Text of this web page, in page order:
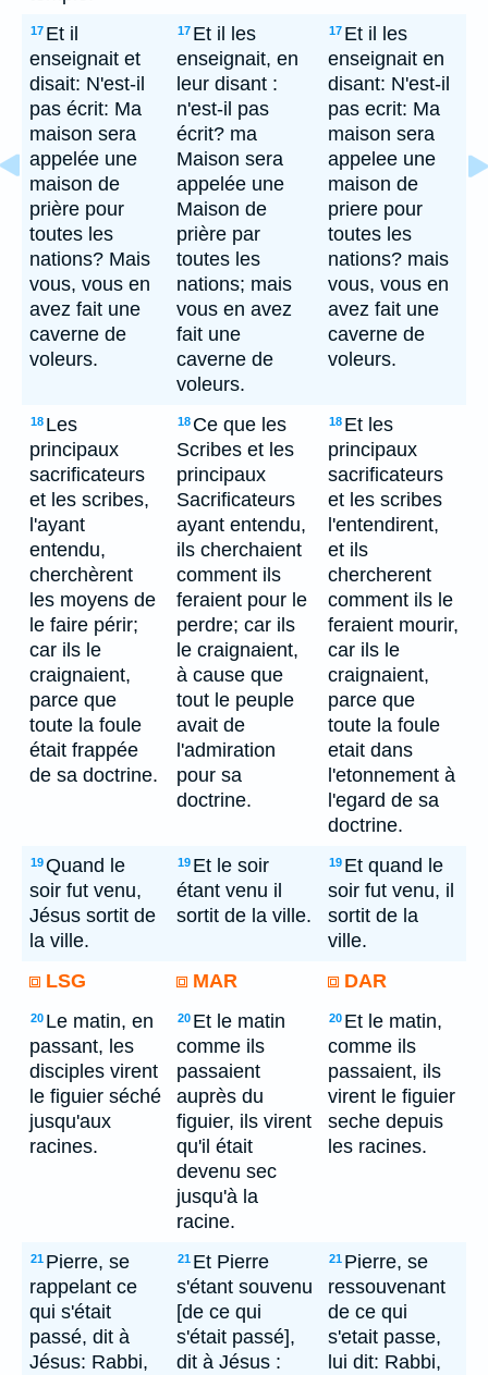
17 Et il
enseignait et
disait: N'est-il
pas écrit: Ma
maison sera
appelée une
maison de
prière pour
toutes les
nations? Mais
vous, vous en
avez fait une
caverne de
voleurs.
17 Et il les
enseignait, en
leur disant :
n'est-il pas
écrit? ma
Maison sera
appelée une
Maison de
prière par
toutes les
nations; mais
vous en avez
fait une
caverne de
voleurs.
17 Et il les
enseignait en
disant: N'est-il
pas ecrit: Ma
maison sera
appelee une
maison de
priere pour
toutes les
nations? mais
vous, vous en
avez fait une
caverne de
voleurs.
18 Les
principaux
sacrificateurs
et les scribes,
l'ayant
entendu,
cherchèrent
les moyens de
le faire périr;
car ils le
craignaient,
parce que
toute la foule
était frappée
de sa doctrine.
18 Ce que les
Scribes et les
principaux
Sacrificateurs
ayant entendu,
ils cherchaient
comment ils
feraient pour le
perdre; car ils
le craignaient,
à cause que
tout le peuple
avait de
l'admiration
pour sa
doctrine.
18 Et les
principaux
sacrificateurs
et les scribes
l'entendirent,
et ils
chercherent
comment ils le
feraient mourir,
car ils le
craignaient,
parce que
toute la foule
etait dans
l'etonnement à
l'egard de sa
doctrine.
19Quand le
soir fut venu,
Jésus sortit de
la ville.
19 Et le soir
étant venu il
sortit de la ville.
19 Et quand le
soir fut venu, il
sortit de la
ville.
LSG
MAR DAR
20 Le matin, en
passant, les
disciples virent
le figuier séché
jusqu'aux
racines.
20 Et le matin
comme ils
passaient
auprès du
figuier, ils virent
qu'il était
devenu sec
jusqu'à la
racine.
20 Et le matin,
comme ils
passaient, ils
virent le figuier
seche depuis
les racines.
21 Pierre, se
rappelant ce
qui s'était
passé, dit à
Jésus: Rabbi,
21 Et Pierre
s'étant souvenu
[de ce qui
s'était passé],
dit à Jésus :
21 Pierre, se
ressouvenant
de ce qui
s'etait passe,
lui dit: Rabbi,